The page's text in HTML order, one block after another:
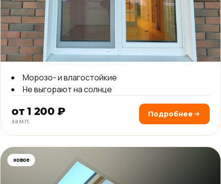
Морозо- и влагостойкие
Не выгорают на солнце
от 1 200 ₽
за м.п.
Подробнее
новое